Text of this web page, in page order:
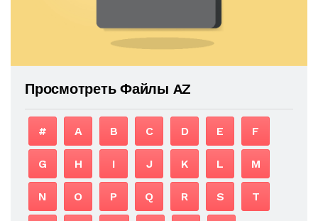
Просмотреть Файлы AZ
# A B C D E F
G H I J K L M
N O P Q R S T